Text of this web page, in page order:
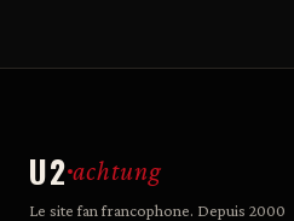
U2 achtung
Le site fan francophone. Depuis 2000